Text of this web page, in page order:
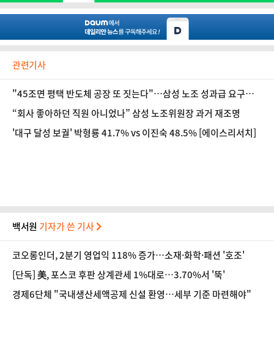
관련기사
"45조면 평택 반도체 공장 또 짓는다"…삼성 노조 성과급 요구액
환산해보니①
“회사 좋아하던 직원 아니었나” 삼성 노조위원장 과거 재조명
'대구 달성 보궐' 박형룡 41.7% vs 이진숙 48.5% [에이스리서치]
백서원 기자가 쓴 기사
코오롱인더, 2분기 영업익 118% 증가…소재·화학·패션 '호조'
[단독] 美, 포스코 후판 상계관세 1%대로…3.70%서 '뚝'
경제6단체 "국내생산세액공제 신설 환영…세부 기준 마련해야"